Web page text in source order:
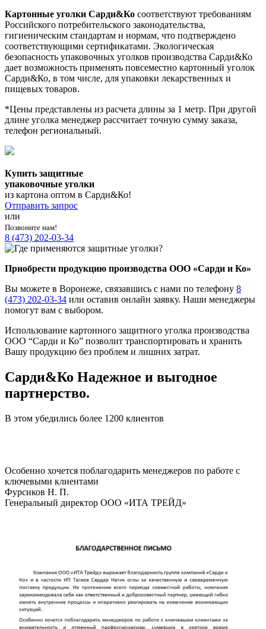
Картонные уголки Сарди&Ко соответствуют требованиям
Российского потребительского законодательства,
гигиеническим стандартам и нормам, что подтверждено
соответствующими сертификатами. Экологическая
безопасность упаковочных уголков производства Сарди&Ко
дает возможность применять повсеместно картонный уголок
Сарди&Ко, в том числе, для упаковки лекарственных и
пищевых товаров.
*Цены представлены из расчета длины за 1 метр. При другой
длине уголка менеджер рассчитает точную сумму заказа,
телефон региональный.
Купить защитные
упаковочные уголки
из картона оптом в Сарди&Ко!
Отправить запрос
или
Позвоните нам!
8 (473) 202-03-34
Приобрести продукцию производства ООО «Сарди и Ко»
Вы можете в Воронеже, связавшись с нами по телефону 8
(473) 202-03-34 или оставив онлайн заявку. Наши менеджеры
помогут вам с выбором.
Использование картонного защитного уголка производства
ООО “Сарди и Ко” позволит транспортировать и хранить
Вашу продукцию без проблем и лишних затрат.
Сарди&Ко Надежное и выгодное
партнерство.
В этом убедились более 1200 клиентов
Особенно хочется поблагодарить менеджеров по работе с
ключевыми клиентами
Фурсиков Н. П.
Генеральный директор ООО «ИТА ТРЕЙД»